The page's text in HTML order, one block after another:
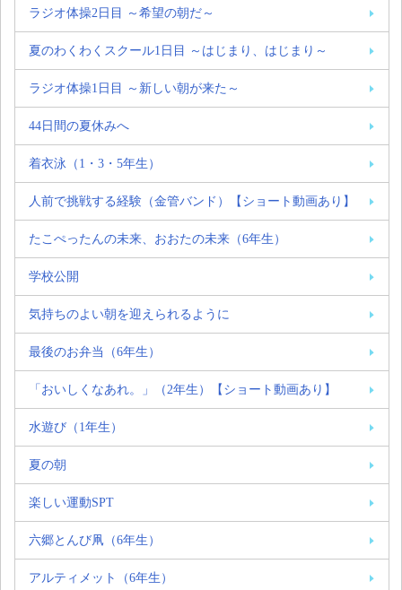
ラジオ体操2日目 ～希望の朝だ～
夏のわくわくスクール1日目 ～はじまり、はじまり～
ラジオ体操1日目 ～新しい朝が来た～
44日間の夏休みへ
着衣泳（1・3・5年生）
人前で挑戦する経験（金管バンド）【ショート動画あり】
たこぺったんの未来、おおたの未来（6年生）
学校公開
気持ちのよい朝を迎えられるように
最後のお弁当（6年生）
「おいしくなあれ。」（2年生）【ショート動画あり】
水遊び（1年生）
夏の朝
楽しい運動SPT
六郷とんび凧（6年生）
アルティメット（6年生）